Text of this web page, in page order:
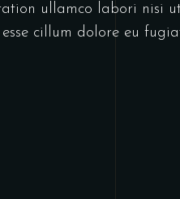
ullamco labori nisi
cillum dolore eu